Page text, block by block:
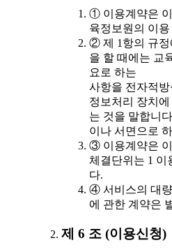
① 이용계약은
육정보원의 이
② 제 1항의 규정
을 할 때에는 교
요로 하는
사항을 전자적
정보처리 장치
는 것을 말합니
이나 서면으로
③ 이용계약은
체결단위는 1 이
다.
④ 서비스의 대
에 관한 계약은
제 6 조 (이용신청)